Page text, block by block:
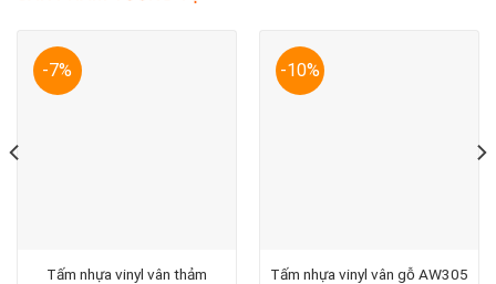
-7%
Tấm nhựa vinyl vân thảm
-10%
Tấm nhựa vinyl vân gỗ AW305